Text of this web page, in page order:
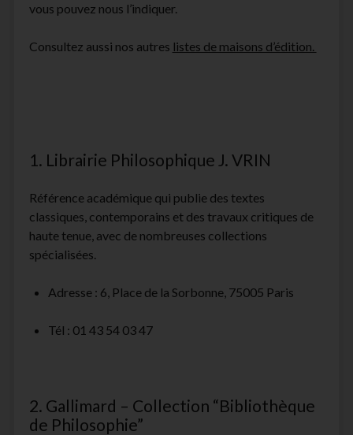
vous pouvez nous l’indiquer.
Consultez aussi nos autres listes de maisons d’édition.
1. Librairie Philosophique J. VRIN
Référence académique qui publie des textes
classiques, contemporains et des travaux critiques de
haute tenue, avec de nombreuses collections
spécialisées.
Adresse : 6, Place de la Sorbonne, 75005 Paris
Tél : 01 43 54 03 47
2. Gallimard – Collection “Bibliothèque
de Philosophie”